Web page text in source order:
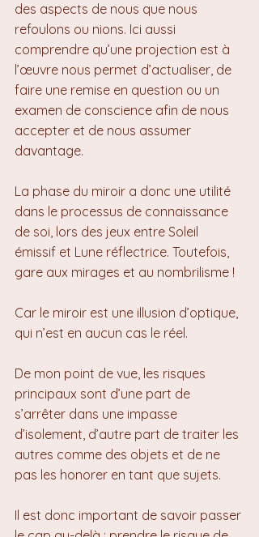
des aspects de nous que nous
refoulons ou nions. Ici aussi
comprendre qu’une projection est à
l’œuvre nous permet d’actualiser, de
faire une remise en question ou un
examen de conscience afin de nous
accepter et de nous assumer
davantage.
La phase du miroir a donc une utilité
dans le processus de connaissance
de soi, lors des jeux entre Soleil
émissif et Lune réflectrice. Toutefois,
gare aux mirages et au nombrilisme !
Car le miroir est une illusion d’optique,
qui n’est en aucun cas le réel.
De mon point de vue, les risques
principaux sont d’une part de
s’arrêter dans une impasse
d’isolement, d’autre part de traiter les
autres comme des objets et de ne
pas les honorer en tant que sujets.
Il est donc important de savoir passer